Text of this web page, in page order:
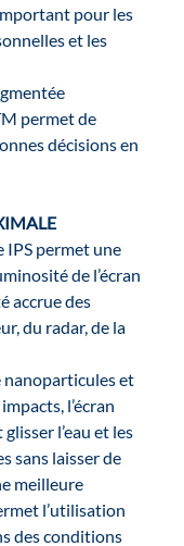
pour les
et les
permet de
décisions en
IPS permet une
de l’écran
accrue des
du radar, de la
nanoparticules et
l’écran
l’eau et les
sans laisser de
meilleure
l’utilisation
des conditions